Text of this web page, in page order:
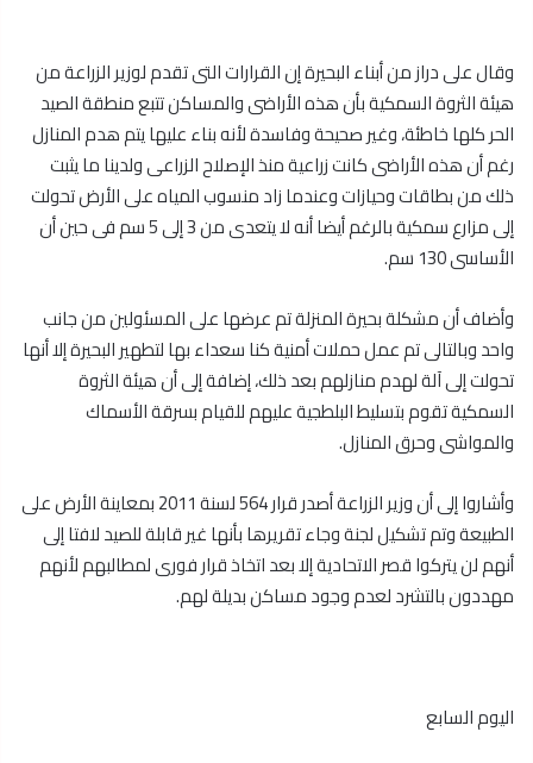
وقال على دراز من أبناء البحيرة إن القرارات التى تقدم لوزير الزراعة من
هيئة الثروة السمكية بأن هذه الأراضى والمساكن تتبع منطقة الصيد
الحر كلها خاطئة، وغير صحيحة وفاسدة لأنه بناء عليها يتم هدم المنازل
رغم أن هذه الأراضى كانت زراعية منذ الإصلاح الزراعى ولدينا ما يثبت
ذلك من بطاقات وحيازات وعندما زاد منسوب المياه على الأرض تحولت
إلى مزارع سمكية بالرغم أيضا أنه لا يتعدى من 3 إلى 5 سم فى حين أن
الأساسى 130 سم.
وأضاف أن مشكلة بحيرة المنزلة تم عرضها على المسئولين من جانب
واحد وبالتالى تم عمل حملات أمنية كنا سعداء بها لتطهير البحيرة إلا أنها
تحولت إلى آلة لهدم منازلهم بعد ذلك، إضافة إلى أن هيئة الثروة
السمكية تقوم بتسليط البلطجية عليهم للقيام بسرقة الأسماك
والمواشى وحرق المنازل.
وأشاروا إلى أن وزير الزراعة أصدر قرار 564 لسنة 2011 بمعاينة الأرض على
الطبيعة وتم تشكيل لجنة وجاء تقريرها بأنها غير قابلة للصيد لافتا إلى
أنهم لن يتركوا قصر الاتحادية إلا بعد اتخاذ قرار فورى لمطالبهم لأنهم
مهددون بالتشرد لعدم وجود مساكن بديلة لهم.
اليوم السابع